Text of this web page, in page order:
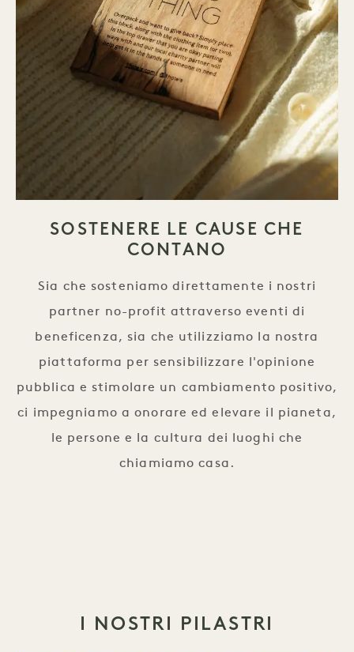
SOSTENERE LE CAUSE CHE
CONTANO
Sia che sosteniamo direttamente i nostri
partner no-profit attraverso eventi di
beneficenza, sia che utilizziamo la nostra
piattaforma per sensibilizzare l'opinione
pubblica e stimolare un cambiamento positivo,
ci impegniamo a onorare ed elevare il pianeta,
le persone e la cultura dei luoghi che
chiamiamo casa.
I NOSTRI PILASTRI